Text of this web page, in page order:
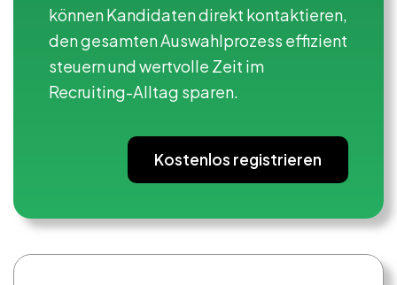
können Kandidaten direkt kontaktieren,
den gesamten Auswahlprozess effizient
steuern und wertvolle Zeit im
Recruiting-Alltag sparen.
Kostenlos registrieren